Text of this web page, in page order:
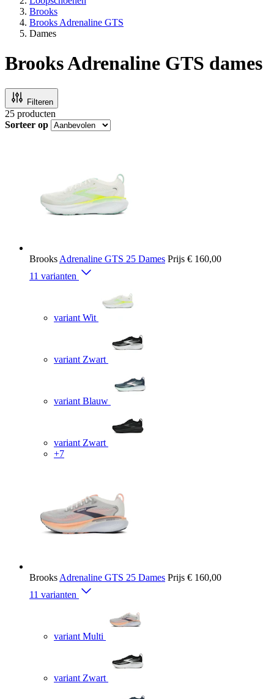
Brooks
Brooks Adrenaline GTS
Dames
Brooks Adrenaline GTS dames
Filteren
25 producten
Sorteer op
Brooks Adrenaline GTS 25 Dames Prijs € 160,00
11 varianten
variant Wit
variant Zwart
variant Blauw
variant Zwart
+7
Brooks Adrenaline GTS 25 Dames Prijs € 160,00
11 varianten
variant Multi
variant Zwart